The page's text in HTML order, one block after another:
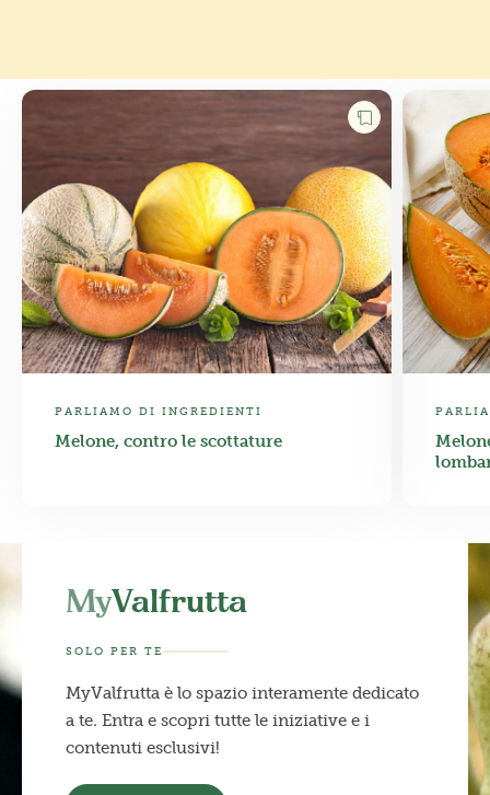
PARLIAMO DI INGREDIENTI
Melone, contro le scottature
MyValfrutta
SOLO PER TE
MyValfrutta è lo spazio interamente dedicato
a te. Entra e scopri tutte le iniziative e i
contenuti esclusivi!